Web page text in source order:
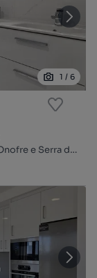
1 / 6
Caldas da Rainha, Caldas da Rainha - Santo Onofre e Serra do Bouro, Caldas da Rainha, Leiria